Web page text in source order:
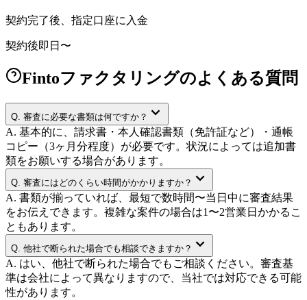
契約完了後、指定口座に入金
契約後即日〜
Fintoファクタリングのよくある質問
Q. 審査に必要な書類は何ですか？
A. 基本的に、請求書・本人確認書類（免許証など）・通帳
コピー（3ヶ月分程度）が必要です。状況によっては追加書
類をお願いする場合があります。
Q. 審査にはどのくらい時間がかかりますか？
A. 書類が揃っていれば、最短で数時間〜当日中に審査結果
をお伝えできます。複雑な案件の場合は1〜2営業日かかるこ
ともあります。
Q. 他社で断られた場合でも相談できますか？
A. はい、他社で断られた場合でもご相談ください。審査基
準は会社によって異なりますので、当社では対応できる可能
性があります。